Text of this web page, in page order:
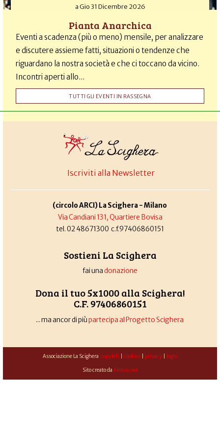
aGio 31 Dicembre 2026
Pianta Anarchica
Eventi a scadenza (più o meno) mensile, per analizzare
e discutere assieme fatti, situazioni o tendenze che
riguardano la nostra società e che ci toccano da vicino.
Incontri aperti allo...
TUTTI GLI EVENTI IN RASSEGNA
Iscriviti alla Newsletter
(circolo ARCI) La Scighera - Milano
Via Candiani 131, Quartiere Bovisa
tel. 02 48671300 c.f.97406860151
Sostieni La Scighera
fai unadonazione
Dona il tuo 5x1000 alla Scighera!
C.F. 97406860151
... ma ancor di piùpartecipa al Progetto Scighera
Associazione La Scighera copyleft| cookies| privacy| login
Sito creato da Alekos.net